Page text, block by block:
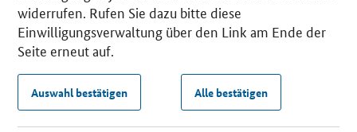
widerrufen. Rufen Sie dazu bitte diese
Einwilligungsverwaltung über den Link am Ende der
Seite erneut auf.
Auswahl bestätigen Alle bestätigen